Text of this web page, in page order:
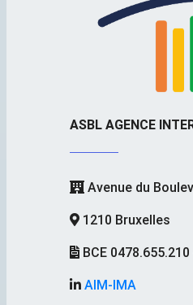
ASBL AGENCE
Avenue du
1210 Bruxelles
BCE
AIM-IMA